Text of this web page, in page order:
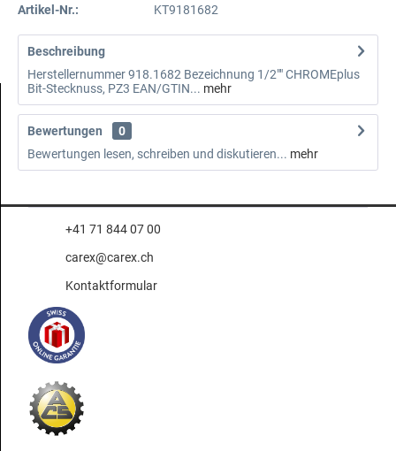
Artikel-Nr.: KT9181682
Beschreibung
Herstellernummer 918.1682 Bezeichnung 1/2"" CHROMEplus
Bit-Stecknuss, PZ3 EAN/GTIN... mehr
Bewertungen
0
Bewertungen lesen, schreiben und diskutieren... mehr
+41 71 844 07 00
carex@carex.ch
Kontaktformular